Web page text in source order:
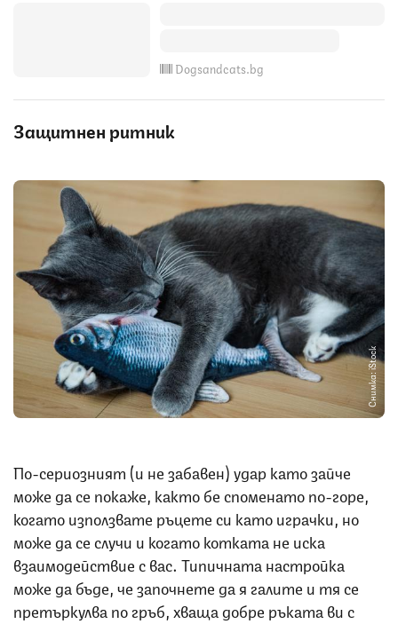
Dogsandcats.bg
Защитнен ритник
Снимка: iStock
По-сериозният (и не забавен) удар като зайче
може да се покаже, както бе споменато по-горе,
когато използвате ръцете си като играчки, но
може да се случи и когато котката не иска
взаимодействие с вас. Типичната настройка
може да бъде, че започнете да я галите и тя се
претъркулва по гръб, хваща добре ръката ви с